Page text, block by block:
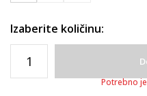
Izaberite količinu:
Potrebno